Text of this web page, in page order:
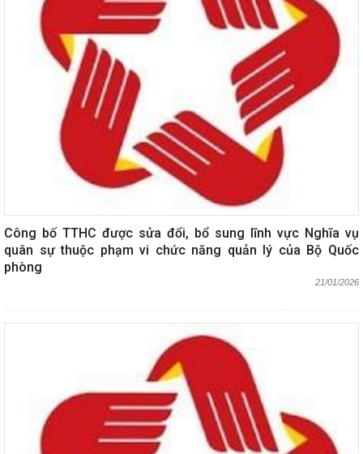
Công bố TTHC được sửa đổi, bổ sung lĩnh vực Nghĩa vụ
quân sự thuộc phạm vi chức năng quản lý của Bộ Quốc
phòng
21/01/2026